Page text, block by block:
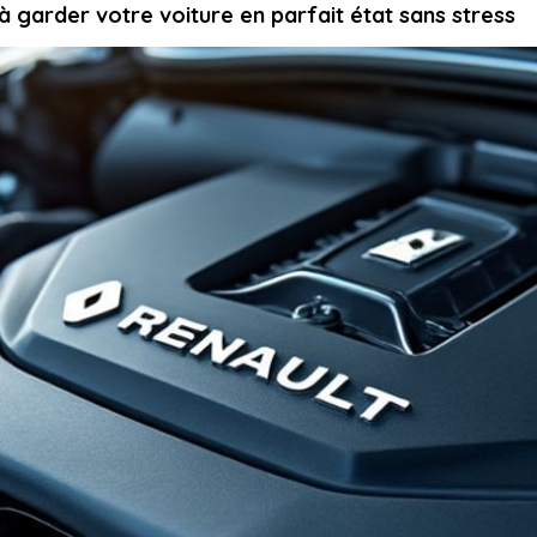
garder votre voiture en parfait état sans stress